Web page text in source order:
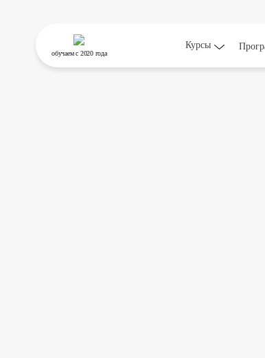
обучаемс 2020 года
Курсы